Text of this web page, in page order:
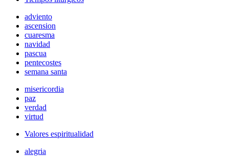
adviento
ascension
cuaresma
navidad
pascua
pentecostes
semana santa
misericordia
paz
verdad
virtud
Valores espiritualidad
alegria